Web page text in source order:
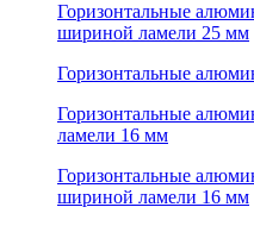
Горизонтальные
шириной ламели 25 мм
Горизонтальные
Горизонтальные
ламели 16 мм
Горизонтальные
шириной ламели 16 мм